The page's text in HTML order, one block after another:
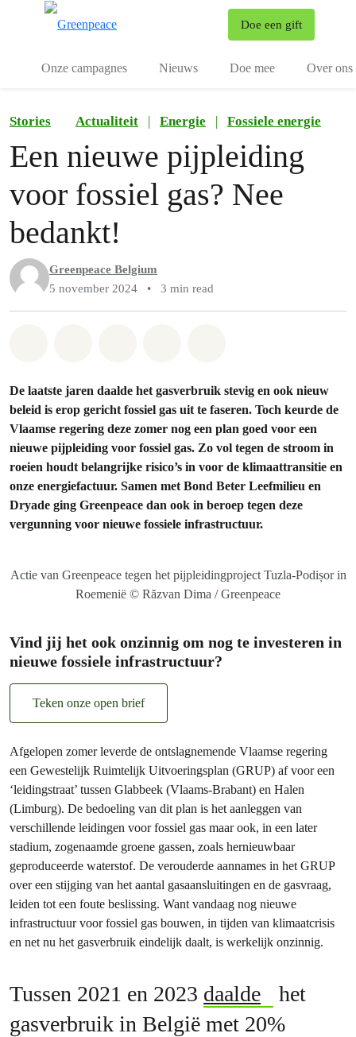
Doe een gift
Onze campagnes Nieuws Doe mee Over ons
Stories Actualiteit | Energie | Fossiele energie
Een nieuwe pijpleiding
voor fossiel gas? Nee
bedankt!
Greenpeace Belgium
5 november 2024
• 3 min read
De laatste jaren daalde het gasverbruik stevig en ook nieuw
beleid is erop gericht fossiel gas uit te faseren. Toch keurde de
Vlaamse regering deze zomer nog een plan goed voor een
nieuwe pijpleiding voor fossiel gas. Zo vol tegen de stroom in
roeien houdt belangrijke risico’s in voor de klimaattransitie en
onze energiefactuur. Samen met Bond Beter Leefmilieu en
Dryade ging Greenpeace dan ook in beroep tegen deze
vergunning voor nieuwe fossiele infrastructuur.
Actie van Greenpeace tegen het pijpleidingproject Tuzla-Podișor in
Roemenië © Răzvan Dima / Greenpeace
Vind jij het ook onzinnig om nog te investeren in
nieuwe fossiele infrastructuur?
Teken onze open brief
Afgelopen zomer leverde de ontslagnemende Vlaamse regering
een Gewestelijk Ruimtelijk Uitvoeringsplan (GRUP) af voor een
‘leidingstraat’ tussen Glabbeek (Vlaams-Brabant) en Halen
(Limburg). De bedoeling van dit plan is het aanleggen van
verschillende leidingen voor fossiel gas maar ook, in een later
stadium, zogenaamde groene gassen, zoals hernieuwbaar
geproduceerde waterstof. De verouderde aannames in het GRUP
over een stijging van het aantal gasaansluitingen en de gasvraag,
leiden tot een foute beslissing. Want vandaag nog nieuwe
infrastructuur voor fossiel gas bouwen, in tijden van klimaatcrisis
en net nu het gasverbruik eindelijk daalt, is werkelijk onzinnig.
Tussen 2021 en 2023 daalde
het
gasverbruik in België met 20%